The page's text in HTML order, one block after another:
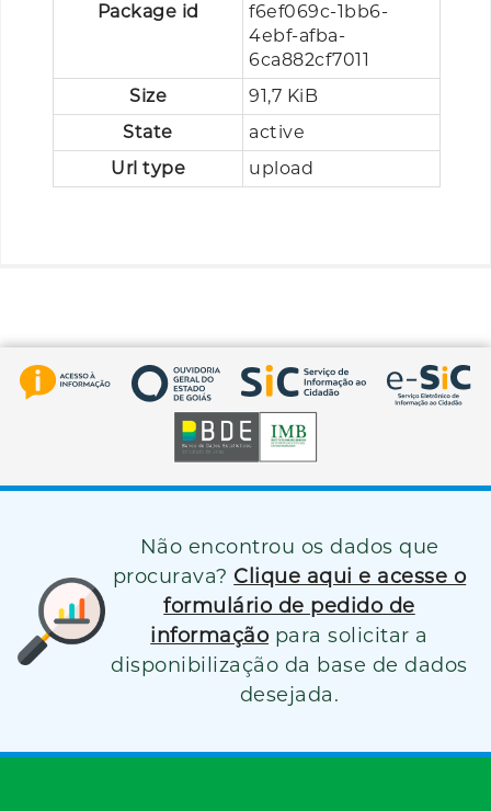
Package id
f6ef069c-1bb6-
4ebf-afba-
6ca882cf7011
Size
91,7 KiB
State
active
Url type
upload
Não encontrou os dados que
procurava? Clique aqui e acesse o
formulário de pedido de
informação para solicitar a
disponibilização da base de dados
desejada.